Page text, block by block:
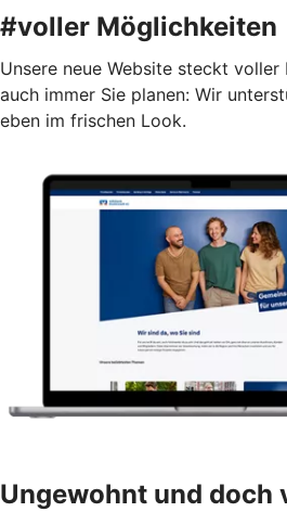
#voller Möglichkeiten
Unsere neue Website steckt voller
auch immer Sie planen: Wir
eben im frischen Look.
Ungewohnt und doch